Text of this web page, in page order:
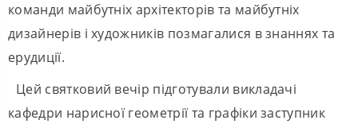
команди майбутніх архітекторів та майбутніх
дизайнерів і художників позмагалися в знаннях та
ерудиції.
Цей святковий вечір підготували викладачі
кафедри нарисної геометрії та графіки заступник